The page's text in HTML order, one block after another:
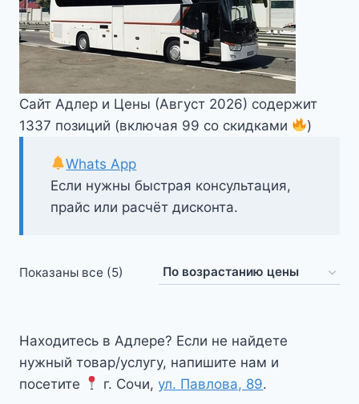
Сайт Адлер и Цены (Август 2026) содержит
1337 позиций (включая 99 со скидками
)
Если нужны быстрая консультация,
прайс или расчёт дисконта.
Whats App
Показаны все (5)
Находитесь в Адлере? Если не найдете
нужный товар/услугу, напишите нам и
посетите
г. Сочи,ул. Павлова, 89.